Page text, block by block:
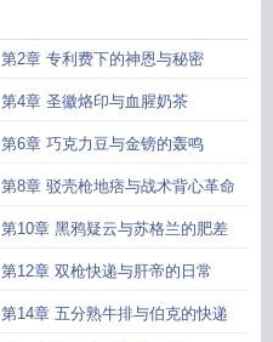
第2章 专利费下的神恩与秘密
第4章 圣徽烙印与血腥奶茶
第6章 巧克力豆与金镑的轰鸣
第8章 驳壳枪地痞与战术背心革命
第10章 黑鸦疑云与苏格兰的肥差
第12章 双枪快递与肝帝的日常
第14章 五分熟牛排与伯克的快递